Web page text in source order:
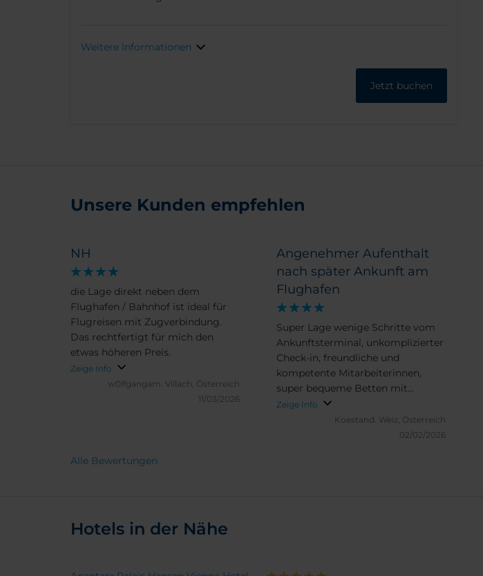
Weitere Informationen
Jetzt buchen
Unsere Kunden empfehlen
NH
die Lage direkt neben dem
Flughafen / Bahnhof ist ideal für
Flugreisen mit Zugverbindung.
Das rechtfertigt für mich den
etwas höheren Preis.
Zeige Info
w0lfgangam. Villach, Österreich
11/03/2026
Angenehmer Aufenthalt
nach später Ankunft am
Flughafen
Super Lage wenige Schritte vom
Ankunftsterminal, unkomplizierter
Check-in, freundliche und
kompetente Mitarbeiterinnen,
super bequeme Betten mit
herrlichen Kopfkissen, tolles
Zeige Info
Koestand. Weiz, Österreich
02/02/2026
Alle Bewertungen
Hotels in der Nähe